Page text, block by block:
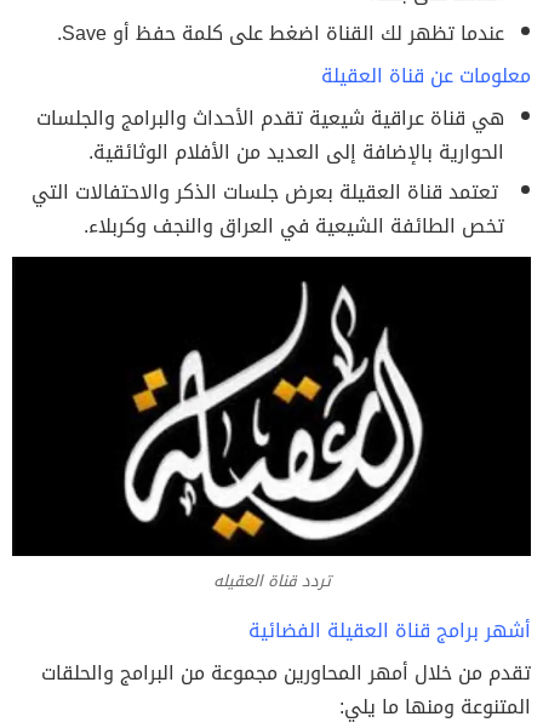
عندما تظهر لك القناة اضغط على كلمة حفظ أو Save.
معلومات عن قناة العقيلة
هي قناة عراقية شيعية تقدم الأحداث والبرامج والجلسات
الحوارية بالإضافة إلى العديد من الأفلام الوثائقية.
تعتمد قناة العقيلة بعرض جلسات الذكر والاحتفالات التي
تخص الطائفة الشيعية في العراق والنجف وكربلاء.
تردد قناة العقيله
أشهر برامج قناة العقيلة الفضائية
تقدم من خلال أمهر المحاورين مجموعة من البرامج والحلقات
المتنوعة ومنها ما يلي: